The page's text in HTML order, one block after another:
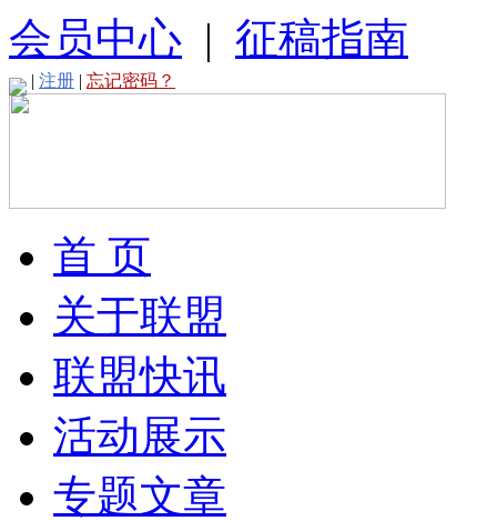
会员中心 | 征稿指南
| 注册 | 忘记密码？
首 页
关于联盟
联盟快讯
活动展示
专题文章